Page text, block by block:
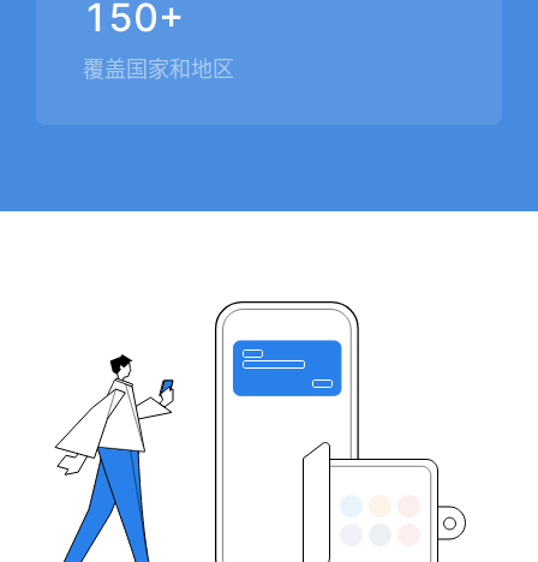
150+
覆盖国家和地区